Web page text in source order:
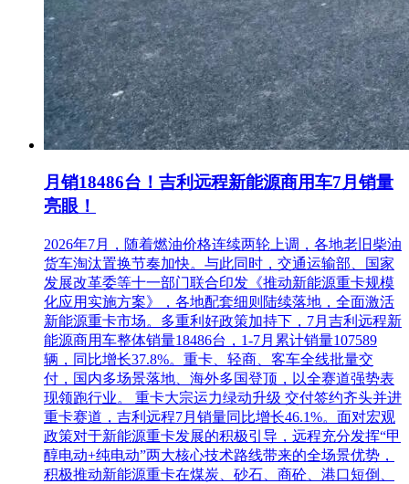
月销18486台！吉利远程新能源商用车7月销量
亮眼！
2026年7月，随着燃油价格连续两轮上调，各地老旧柴油
货车淘汰置换节奏加快。与此同时，交通运输部、国家
发展改革委等十一部门联合印发《推动新能源重卡规模
化应用实施方案》，各地配套细则陆续落地，全面激活
新能源重卡市场。多重利好政策加持下，7月吉利远程新
能源商用车整体销量18486台，1-7月累计销量107589
辆，同比增长37.8%。重卡、轻商、客车全线批量交
付，国内多场景落地、海外多国登顶，以全赛道强势表
现领跑行业。 重卡大宗运力绿动升级 交付签约齐头并进
重卡赛道，吉利远程7月销量同比增长46.1%。面对宏观
政策对于新能源重卡发展的积极引导，远程充分发挥“甲
醇电动+纯电动”两大核心技术路线带来的全场景优势，
积极推动新能源重卡在煤炭、砂石、商砼、港口短倒、